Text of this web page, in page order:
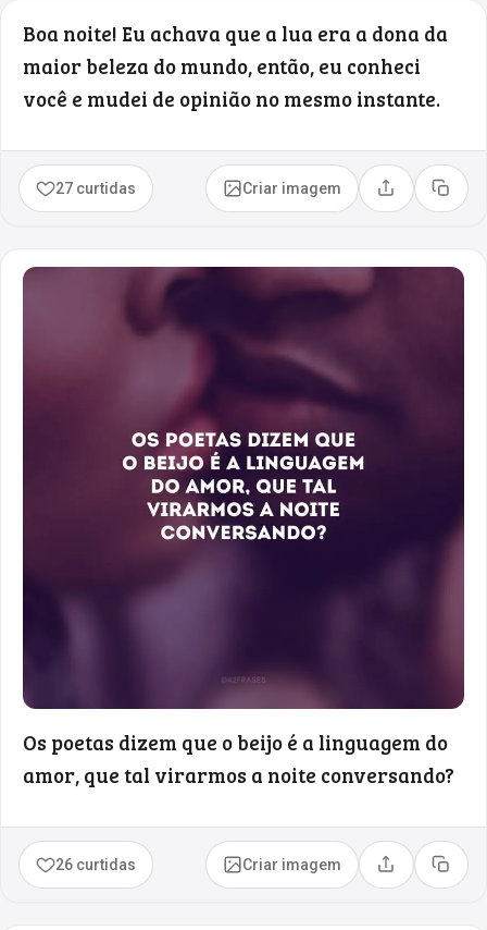
Boa noite! Eu achava que a lua era a dona da
maior beleza do mundo, então, eu conheci
você e mudei de opinião no mesmo instante.
27 curtidas Criar imagem Compartilhar
Copiar
Os poetas dizem que o beijo é a linguagem do
amor, que tal virarmos a noite conversando?
26 curtidas Criar imagem Compartilhar
Copiar